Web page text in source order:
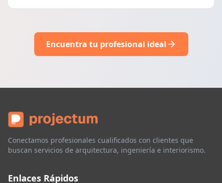
Encuentra tu profesional ideal
Conectamos profesionales cualificados con clientes que
buscan servicios de arquitectura, ingeniería e interiorismo.
Enlaces Rápidos